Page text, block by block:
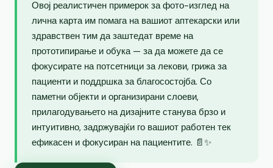
Овој реалистичен примерок за фото-изглед на
лична карта им помага на вашиот аптекарски или
здравствен тим да заштедат време на
прототипирање и обука — за да можете да се
фокусирате на потсетници за лекови, грижа за
пациенти и поддршка за благосостојба. Со
паметни објекти и организирани слоеви,
прилагодувањето на дизајните станува брзо и
интуитивно, задржувајќи го вашиот работен тек
ефикасен и фокусиран на пациентите. 📄✨